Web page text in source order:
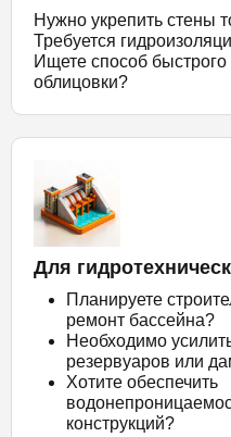
Нужно укрепить стены
Требуется
Ищете способ
облицовки?
Для
Планируете
ремонт бассейна?
Необходимо
резервуаров или
Хотите обеспечить
конструкций?